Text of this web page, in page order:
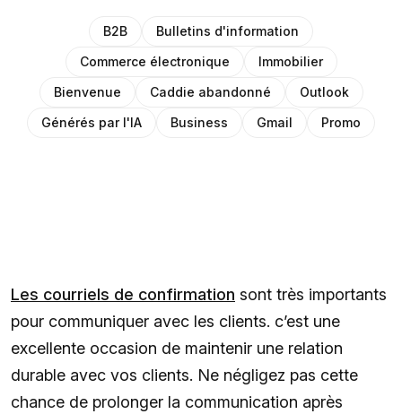
B2B
Bulletins d'information
Commerce électronique
Immobilier
Bienvenue
Caddie abandonné
Outlook
Générés par l'IA
Business Gmail Promo
Les courriels de confirmation sont très importants
pour communiquer avec les clients. c’est une
excellente occasion de maintenir une relation
durable avec vos clients. Ne négligez pas cette
chance de prolonger la communication après